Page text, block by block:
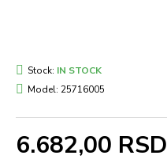
6.682,00 RSD
Stock: IN STOCK
Model: 25716005